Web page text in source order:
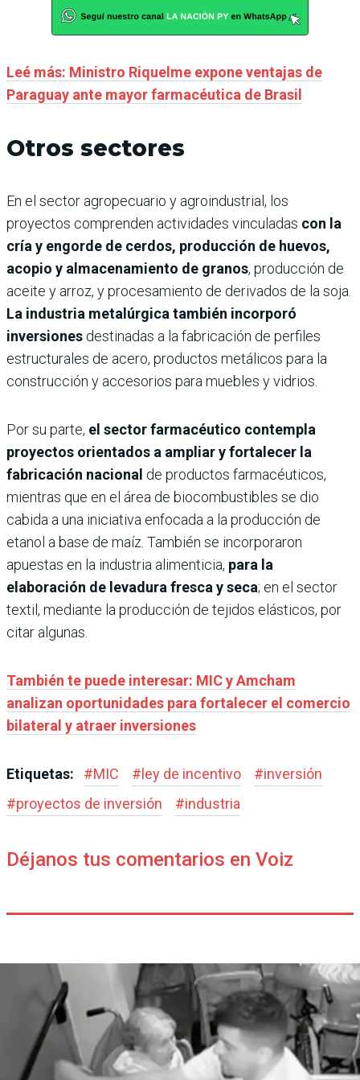
Leé más: Ministro Riquelme expone ventajas de
Paraguay ante mayor farmacéutica de Brasil
Otros sectores
En el sector agropecuario y agroindustrial, los
proyectos comprenden actividades vinculadas con la
cría y engorde de cerdos, producción de huevos,
acopio y almacenamiento de granos, producción de
aceite y arroz, y procesamiento de derivados de la soja.
La industria metalúrgica también incorporó
inversiones destinadas a la fabricación de perfiles
estructurales de acero, productos metálicos para la
construcción y accesorios para muebles y vidrios.
Por su parte, el sector farmacéutico contempla
proyectos orientados a ampliar y fortalecer la
fabricación nacional de productos farmacéuticos,
mientras que en el área de biocombustibles se dio
cabida a una iniciativa enfocada a la producción de
etanol a base de maíz. También se incorporaron
apuestas en la industria alimenticia, para la
elaboración de levadura fresca y seca; en el sector
textil, mediante la producción de tejidos elásticos, por
citar algunas.
También te puede interesar: MIC y Amcham
analizan oportunidades para fortalecer el comercio
bilateral y atraer inversiones
Etiquetas: #MIC #ley de incentivo #inversión
#proyectos de inversión #industria
Déjanos tus comentarios en Voiz